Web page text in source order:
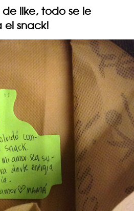
de like, todo se le
el snack!